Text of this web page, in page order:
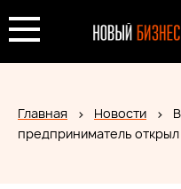
Главная Новости
предприниматель